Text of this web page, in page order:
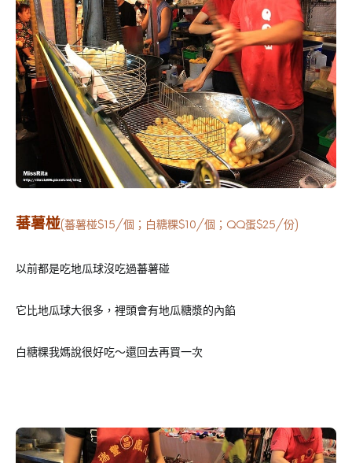
蕃薯椪(蕃薯椪$15/個；白糖粿$10/個；QQ蛋$25/份)
以前都是吃地瓜球沒吃過蕃薯碰
它比地瓜球大很多，裡頭會有地瓜糖漿的內餡
白糖粿我媽說很好吃～還回去再買一次